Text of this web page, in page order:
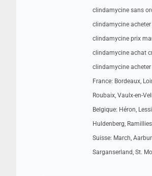
clindamycine sans
clindamycine
clindamycine prix
clindamycine achat
clindamycine
France: Bordeaux,
Roubaix, Vaulx-en-
Belgique: Héron,
Huldenberg,
Suisse: March,
Sarganserland, St.